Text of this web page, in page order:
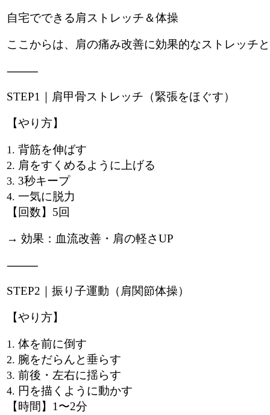
自宅でできる肩ストレッチ＆体操
ここからは、肩の痛み改善に効果的なストレッチ
⸻
STEP1｜肩甲骨ストレッチ（緊張をほぐす）
【やり方】
背筋を伸ばす
肩をすくめるように上げる
3秒キープ
一気に脱力
【回数】5回
→ 効果：血流改善・肩の軽さUP
⸻
STEP2｜振り子運動（肩関節体操）
【やり方】
体を前に倒す
腕をだらんと垂らす
前後・左右に揺らす
円を描くように動かす
【時間】1〜2分